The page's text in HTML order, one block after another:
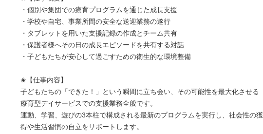
・個別や集団での療育プログラムを通じた成長支援
・学校や自宅、事業所間の安全な送迎業務の遂行
・タブレットを用いた支援記録の作成とチーム共有
・保護者様へその日の成長エピソードを共有する対話
・子どもたちが安心して過ごすための衛生的な環境整備
✬【仕事内容】
子どもたちの「できた！」という瞬間に立ち会い、その可能性を最大化させる
療育型デイサービスでの支援業務全般です。
運動、学習、遊びの3本柱で構成される最新のプログラムを実行し、社会性の獲
得や生活習慣の自立をサポートします。